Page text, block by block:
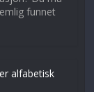
funnet
alfabetisk